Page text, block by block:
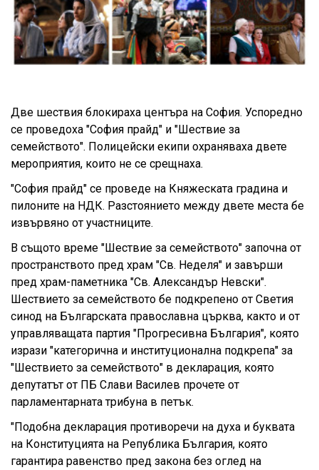
Две шествия блокираха центъра на София. Успоредно
се проведоха "София прайд" и "Шествие за
семейството". Полицейски екипи охраняваха двете
мероприятия, които не се срещнаха.
"София прайд" се проведе на Княжеската градина и
пилоните на НДК. Разстоянието между двете места бе
извървяно от участниците.
В същото време "Шествие за семейството" започна от
пространството пред храм "Св. Неделя" и завърши
пред храм-паметника "Св. Александър Невски".
Шествието за семейството бе подкрепено от Светия
синод на Българската православна църква, както и от
управляващата партия "Прогресивна България", която
изрази "категорична и институционална подкрепа" за
"Шествието за семейството" в декларация, която
депутатът от ПБ Слави Василев прочете от
парламентарната трибуна в петък.
"Подобна декларация противоречи на духа и буквата
на Конституцията на Република България, която
гарантира равенство пред закона без оглед на